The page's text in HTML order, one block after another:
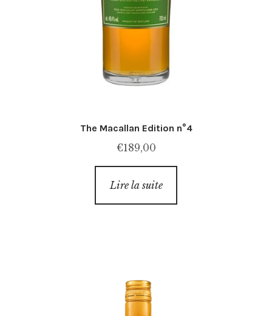
The Macallan Edition n°4
€189,00
Lire la suite